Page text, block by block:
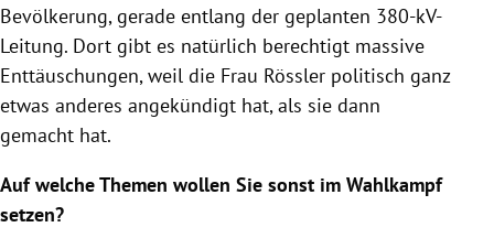
Bevölkerung, gerade entlang der geplanten 380-kV-
Leitung. Dort gibt es natürlich berechtigt massive
Enttäuschungen, weil die Frau Rössler politisch ganz
etwas anderes angekündigt hat, als sie dann
gemacht hat.
Auf welche Themen wollen Sie sonst im Wahlkampf
setzen?